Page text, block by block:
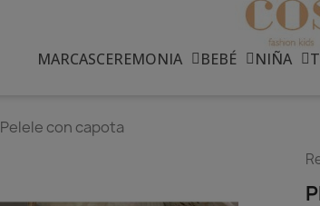
MARCASCEREMONIA BEBÉ NIÑA
Pelele con capota